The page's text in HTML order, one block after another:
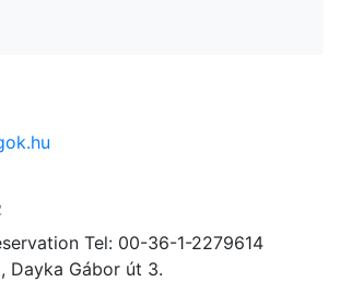
Tel: 00-36-1-2279614
Dayka Gábor út 3.